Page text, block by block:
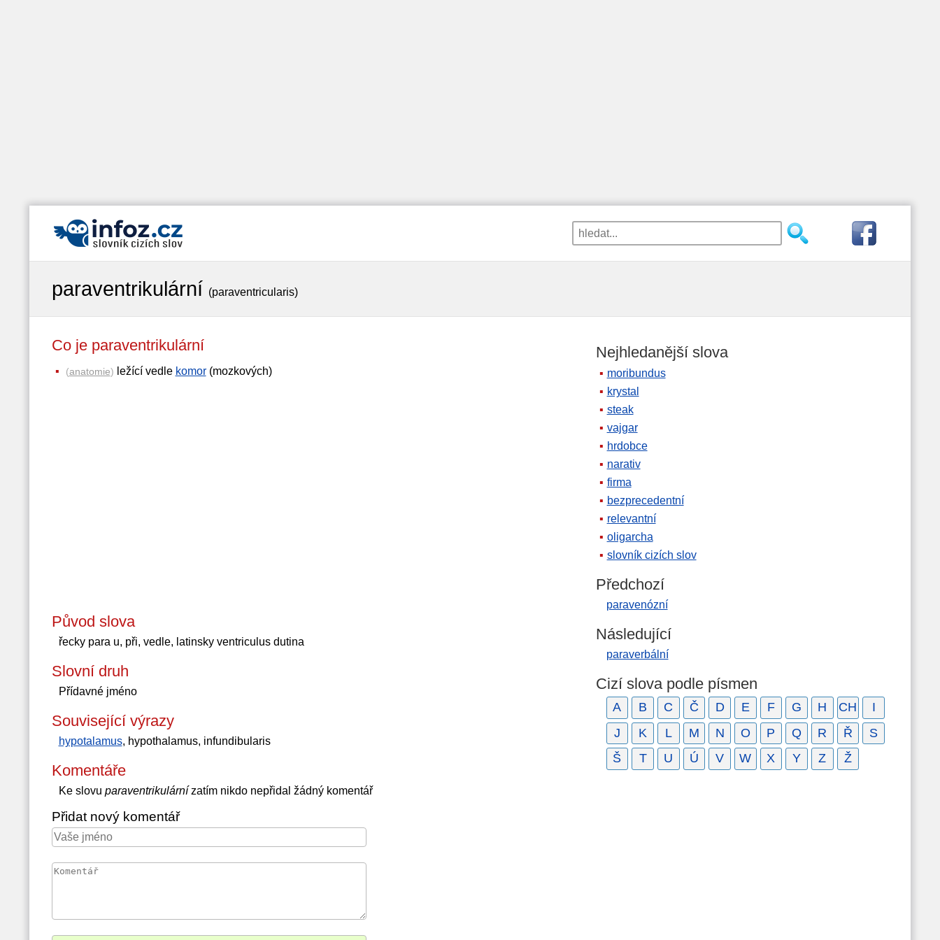
paraventrikulární (paraventricularis)
Co je paraventrikulární
(anatomie) ležící vedle komor(mozkových)
Původ slova
řecky para u, při, vedle, latinsky ventriculus dutina
Slovní druh
Přídavné jméno
Související výrazy
hypotalamus, hypothalamus, infundibularis
Komentáře
Ke slovu paraventrikulárnízatím nikdo nepřidal žádný komentář
Přidat nový komentář
Nejhledanější slova
moribundus
krystal
steak
vajgar
hrdobce
narativ
firma
bezprecedentní
relevantní
oligarcha
slovník cizích slov
Předchozí
paravenózní
Následující
paraverbální
Cizí slova podle písmen
A B C Č D E F G H CH
I
J
K L M N O P Q R Ř
S
Š
T U Ú V W X Y Z Ž